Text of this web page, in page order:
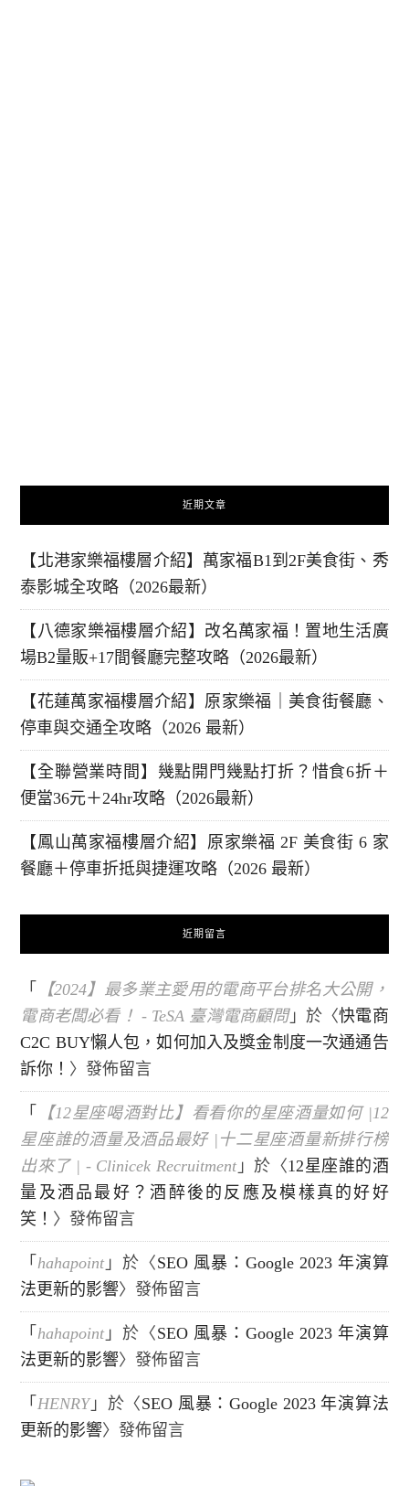
近期文章
【北港家樂福樓層介紹】萬家福B1到2F美食街、秀
泰影城全攻略（2026最新）
【八德家樂福樓層介紹】改名萬家福！置地生活廣
場B2量販+17間餐廳完整攻略（2026最新）
【花蓮萬家福樓層介紹】原家樂福｜美食街餐廳、
停車與交通全攻略（2026 最新）
【全聯營業時間】幾點開門幾點打折？惜食6折＋
便當36元＋24hr攻略（2026最新）
【鳳山萬家福樓層介紹】原家樂福 2F 美食街 6 家
餐廳＋停車折抵與捷運攻略（2026 最新）
近期留言
「
【2024】最多業主愛用的電商平台排名大公開，
電商老闆必看！ - TeSA 臺灣電商顧問」於〈快電商
C2C BUY懶人包，如何加入及獎金制度一次通通告
訴你！ 〉發佈留言
「
【12星座喝酒對比】看看你的星座酒量如何 |12
星座誰的酒量及酒品最好 |十二星座酒量新排行榜
出來了 | - Clinicek Recruitment 」於〈12星座誰的酒
量及酒品最好？酒醉後的反應及模樣真的好好
笑！ 〉發佈留言
「hahapoint 」於〈 SEO 風暴：Google 2023 年演算
法更新的影響〉發佈留言
「hahapoint 」於〈 SEO 風暴：Google 2023 年演算
法更新的影響〉發佈留言
「HENRY」於〈 SEO 風暴：Google 2023 年演算法
更新的影響〉發佈留言